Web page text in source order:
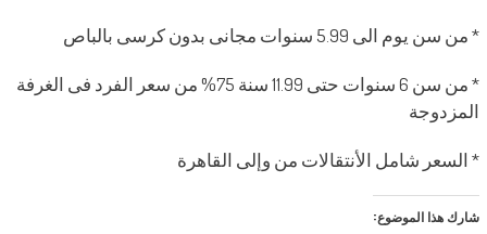
* من سن يوم الى 5.99 سنوات مجانى بدون كرسى بالباص
* من سن 6 سنوات حتى 11.99 سنة 75% من سعر الفرد فى الغرفة
المزدوجة
* السعر شامل الأنتقالات من وإلى القاهرة
شارك هذا الموضوع: